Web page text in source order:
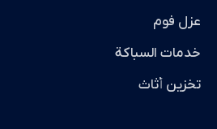
عزل فوم
خدمات السباكة
تخزين أثاث